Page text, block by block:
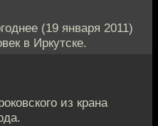
(19 января 2011)
в Иркутске.
из крана